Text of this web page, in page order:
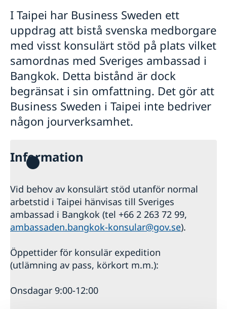
Larmcentraler
Frihetsberövad i utlandet
Bosatt utomlands
Dödsfall utomlands
Efterlevandepension
Vigsel inför lokala myndigheter på Taiwan
Advokatlista
Aktuella händelser
Allmänna säkerhetsläget
Terrorism
Naturförhållanden och katastrofer
In- och utresebestämmelser
Hälso- och sjukvård
Lokala lagar och sedvänjor
Kriminalitet och personlig säkerhet
Trafiksäkerhet
Försäkringsskydd
Övriga upplysningar
Passverksamhet på Taiwan
Samordningsnummer Taiwan
I Taipei har Business Sweden ett
uppdrag att bistå svenska medborgare
med visst konsulärt stöd på plats vilket
samordnas med Sveriges ambassad i
Bangkok. Detta bistånd är dock
begränsat i sin omfattning. Det gör att
Business Sweden i Taipei inte bedriver
någon jourverksamhet.
Information
Vid behov av konsulärt stöd utanför normal
arbetstid i Taipei hänvisas till Sveriges
ambassad i Bangkok (tel +66 2 263 72 99,
ambassaden.bangkok-konsular@gov.se).
Öppettider för konsulär expedition
(utlämning av pass, körkort m.m.):
Onsdagar 9:00-12:00